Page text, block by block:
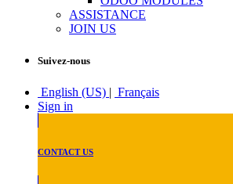
ASSISTANCE
JOIN US
Suivez-nous
English (US) | Français
Sign in
CONTACT US